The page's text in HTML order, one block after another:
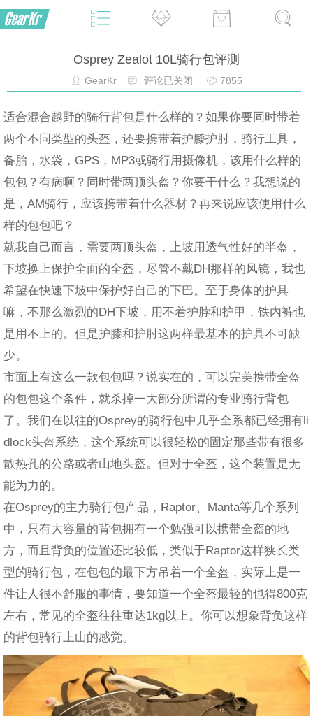
Osprey Zealot 10L骑行包评测
GearKr 评论已关闭 7855
适合混合越野的骑行背包是什么样的？如果你要同时带着
两个不同类型的头盔，还要携带着护膝护肘，骑行工具，
备胎，水袋，GPS，MP3或骑行用摄像机，该用什么样的
包包？有病啊？同时带两顶头盔？你要干什么？我想说的
是，AM骑行，应该携带着什么器材？再来说应该使用什么
样的包包吧？
就我自己而言，需要两顶头盔，上坡用透气性好的半盔，
下坡换上保护全面的全盔，尽管不戴DH那样的风镜，我也
希望在快速下坡中保护好自己的下巴。至于身体的护具
嘛，不那么激烈的DH下坡，用不着护脖和护甲，铁内裤也
是用不上的。但是护膝和护肘这两样最基本的护具不可缺
少。
市面上有这么一款包包吗？说实在的，可以完美携带全盔
的包包这个条件，就杀掉一大部分所谓的专业骑行背包
了。我们在以往的Osprey的骑行包中几乎全系都已经拥有li
dlock头盔系统，这个系统可以很轻松的固定那些带有很多
散热孔的公路或者山地头盔。但对于全盔，这个装置是无
能为力的。
在Osprey的主力骑行包产品，Raptor、Manta等几个系列
中，只有大容量的背包拥有一个勉强可以携带全盔的地
方，而且背负的位置还比较低，类似于Raptor这样狭长类
型的骑行包，在包包的最下方吊着一个全盔，实际上是一
件让人很不舒服的事情，要知道一个全盔最轻的也得800克
左右，常见的全盔往往重达1kg以上。你可以想象背负这样
的背包骑行上山的感觉。